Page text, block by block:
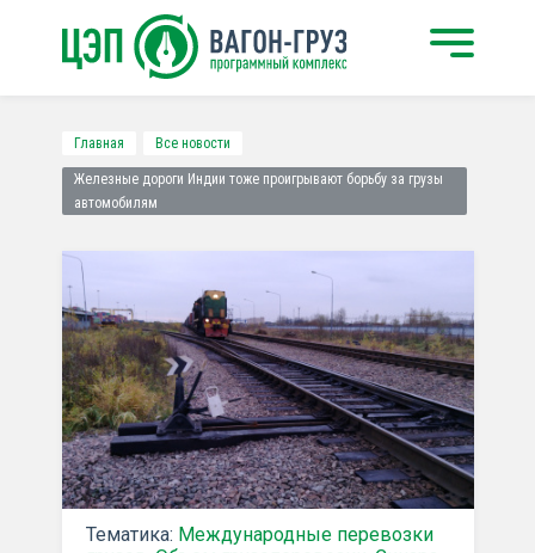
Главная Все новости
Железные дороги Индии тоже проигрывают борьбу за грузы
автомобилям
Тематика: Международные перевозки